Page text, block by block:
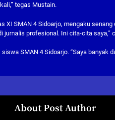
tegas Mustain.
XI SMAN 4 Sidoarjo, mengaku
jurnalis profesional. Ini cita-cita saya,”
SMAN 4 Sidoarjo. “Saya banyak
About Post Author